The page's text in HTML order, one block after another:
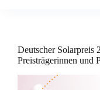
Deutscher Solarpreis
Preisträgerinnen und